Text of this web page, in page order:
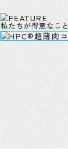
私たちが得意なこと